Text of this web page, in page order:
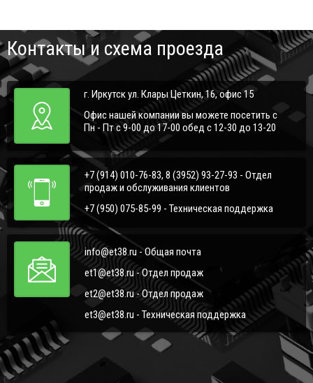
Контакты и схема проезда
г. Иркутск ул. Клары Цеткин, 16, офис 15
Офис нашей компании вы можете посетить с
Пн - Пт с 9-00 до 17-00 обед с 12-30 до 13-20
+7 (914) 010-76-83, 8 (3952) 93-27-93 - Отдел
продаж и обслуживания клиентов
+7 (950) 075-85-99 - Техническая поддержка
info@et38.ru - Общая почта
et1@et38.ru - Отдел продаж
et2@et38.ru - Отдел продаж
et3@et38.ru - Техническая поддержка